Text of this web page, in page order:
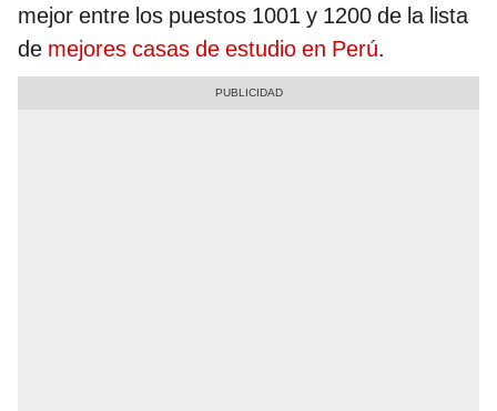
mejor entre los puestos 1001 y 1200 de la lista
de mejores casas de estudio en Perú.